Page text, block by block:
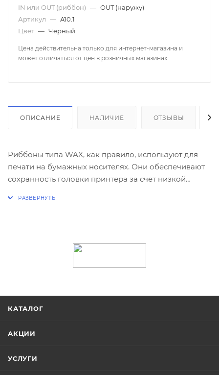
IN или OUT (риббон) — OUT (наружу)
Артикул — A10.1
Цвет — Черный
Цена действительна только для интернет-магазина и
может отличаться от цен в розничных магазинах
ОПИСАНИЕ НАЛИЧИЕ ОТЗЫВЫ
Риббоны типа WAX, как правило, используют для
печати на бумажных носителях. Они обеспечивают
сохранность головки принтера за счет низкой
производство расположено в Москве, у лент
КАТАЛОГ
АКЦИИ
УСЛУГИ